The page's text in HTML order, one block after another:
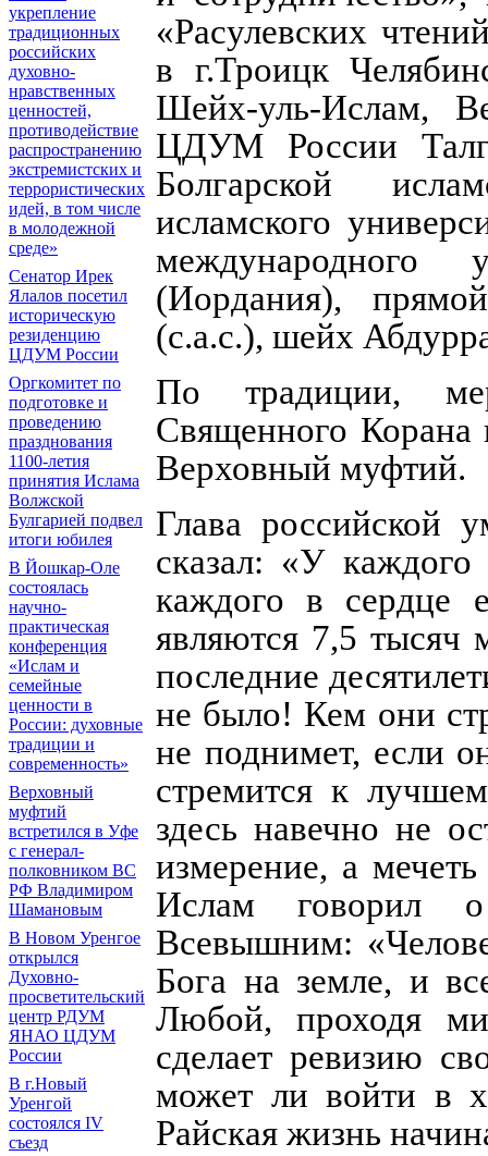
укрепление
традиционных
российских
духовно-
нравственных
ценностей,
противодействие
распространению
экстремистских и
террористических
идей, в том числе
в молодежной
среде»
Сенатор Ирек
Ялалов посетил
историческую
резиденцию
ЦДУМ России
Оргкомитет по
подготовке и
проведению
празднования
1100-летия
принятия Ислама
Волжской
Булгарией подвел
итоги юбилея
В Йошкар-Оле
состоялась
научно-
практическая
конференция
«Ислам и
семейные
ценности в
России: духовные
традиции и
современность»
Верховный
муфтий
встретился в Уфе
с генерал-
полковником ВС
РФ Владимиром
Шамановым
В Новом Уренгое
открылся
Духовно-
просветительский
центр РДУМ
ЯНАО ЦДУМ
России
В г.Новый
Уренгой
состоялся IV
съезд
«Расулевских
в г.Троицк
Шейх-уль-Ислам,
ЦДУМ России
Болгарской
исламского
международного
(Иордания),
(с.а.с.), шейх
По традиции,
Священного
Верховный муфтий.
Глава российской
сказал: «У
каждого в сердце
являются 7,5 тысяч
последние
не было! Кем они
не поднимет, если
стремится к
здесь навечно не
измерение, а
Ислам говорил
Всевышним:
Бога на земле, и
Любой, проходя
сделает ревизию
может ли войти в
Райская жизнь